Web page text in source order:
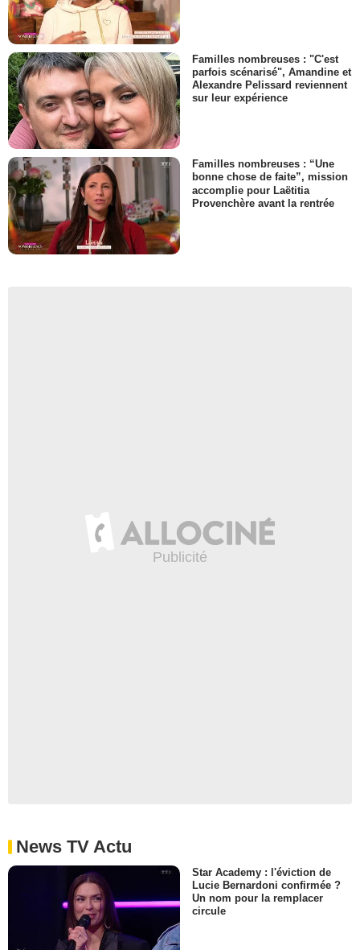
Familles nombreuses : "C'est
parfois scénarisé", Amandine et
Alexandre Pelissard reviennent
sur leur expérience
Familles nombreuses : “Une
bonne chose de faite”, mission
accomplie pour Laëtitia
Provenchère avant la rentrée
News TV Actu
Star Academy : l'éviction de
Lucie Bernardoni confirmée ?
Un nom pour la remplacer
circule